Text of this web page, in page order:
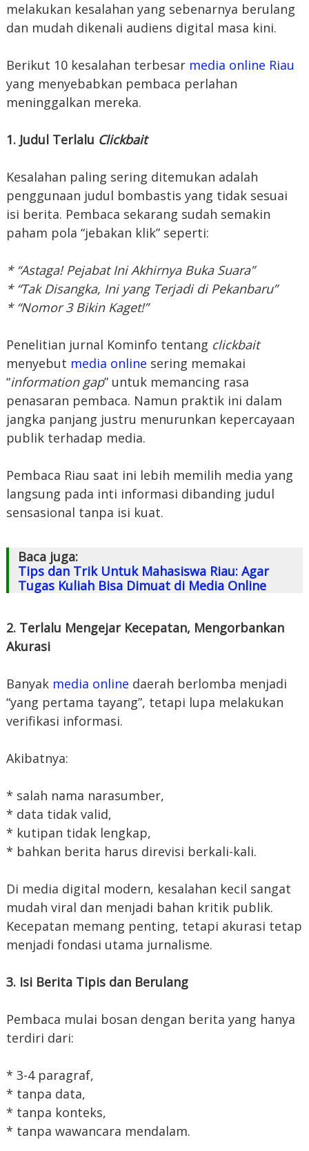
melakukan kesalahan yang sebenarnya berulang
dan mudah dikenali audiens digital masa kini.
Berikut 10 kesalahan terbesar media online Riau
yang menyebabkan pembaca perlahan
meninggalkan mereka.
1. Judul Terlalu Clickbait
Kesalahan paling sering ditemukan adalah
penggunaan judul bombastis yang tidak sesuai
isi berita. Pembaca sekarang sudah semakin
paham pola “jebakan klik” seperti:
* “Astaga! Pejabat Ini Akhirnya Buka Suara”
* “Tak Disangka, Ini yang Terjadi di Pekanbaru”
* “Nomor 3 Bikin Kaget!”
Penelitian jurnal Kominfo tentang clickbait
menyebut media online sering memakai
“information gap” untuk memancing rasa
penasaran pembaca. Namun praktik ini dalam
jangka panjang justru menurunkan kepercayaan
publik terhadap media.
Pembaca Riau saat ini lebih memilih media yang
langsung pada inti informasi dibanding judul
sensasional tanpa isi kuat.
Baca juga:
Tips dan Trik Untuk Mahasiswa Riau: Agar
Tugas Kuliah Bisa Dimuat di Media Online
2. Terlalu Mengejar Kecepatan, Mengorbankan
Akurasi
Banyak media online daerah berlomba menjadi
“yang pertama tayang”, tetapi lupa melakukan
verifikasi informasi.
Akibatnya:
* salah nama narasumber,
* data tidak valid,
* kutipan tidak lengkap,
* bahkan berita harus direvisi berkali-kali.
Di media digital modern, kesalahan kecil sangat
mudah viral dan menjadi bahan kritik publik.
Kecepatan memang penting, tetapi akurasi tetap
menjadi fondasi utama jurnalisme.
3. Isi Berita Tipis dan Berulang
Pembaca mulai bosan dengan berita yang hanya
terdiri dari:
* 3-4 paragraf,
* tanpa data,
* tanpa konteks,
* tanpa wawancara mendalam.